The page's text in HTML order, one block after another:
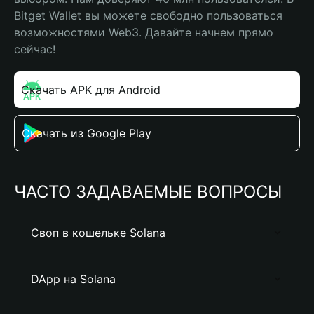
Bitget Wallet вы можете свободно пользоваться
возможностями Web3. Давайте начнем прямо
сейчас!
Скачать APK для Android
Скачать из Google Play
ЧАСТО ЗАДАВАЕМЫЕ ВОПРОСЫ
Своп в кошельке Solana
DApp на Solana